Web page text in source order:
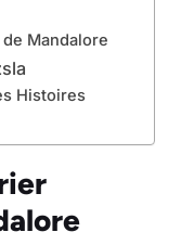
Mandalore
Histoires